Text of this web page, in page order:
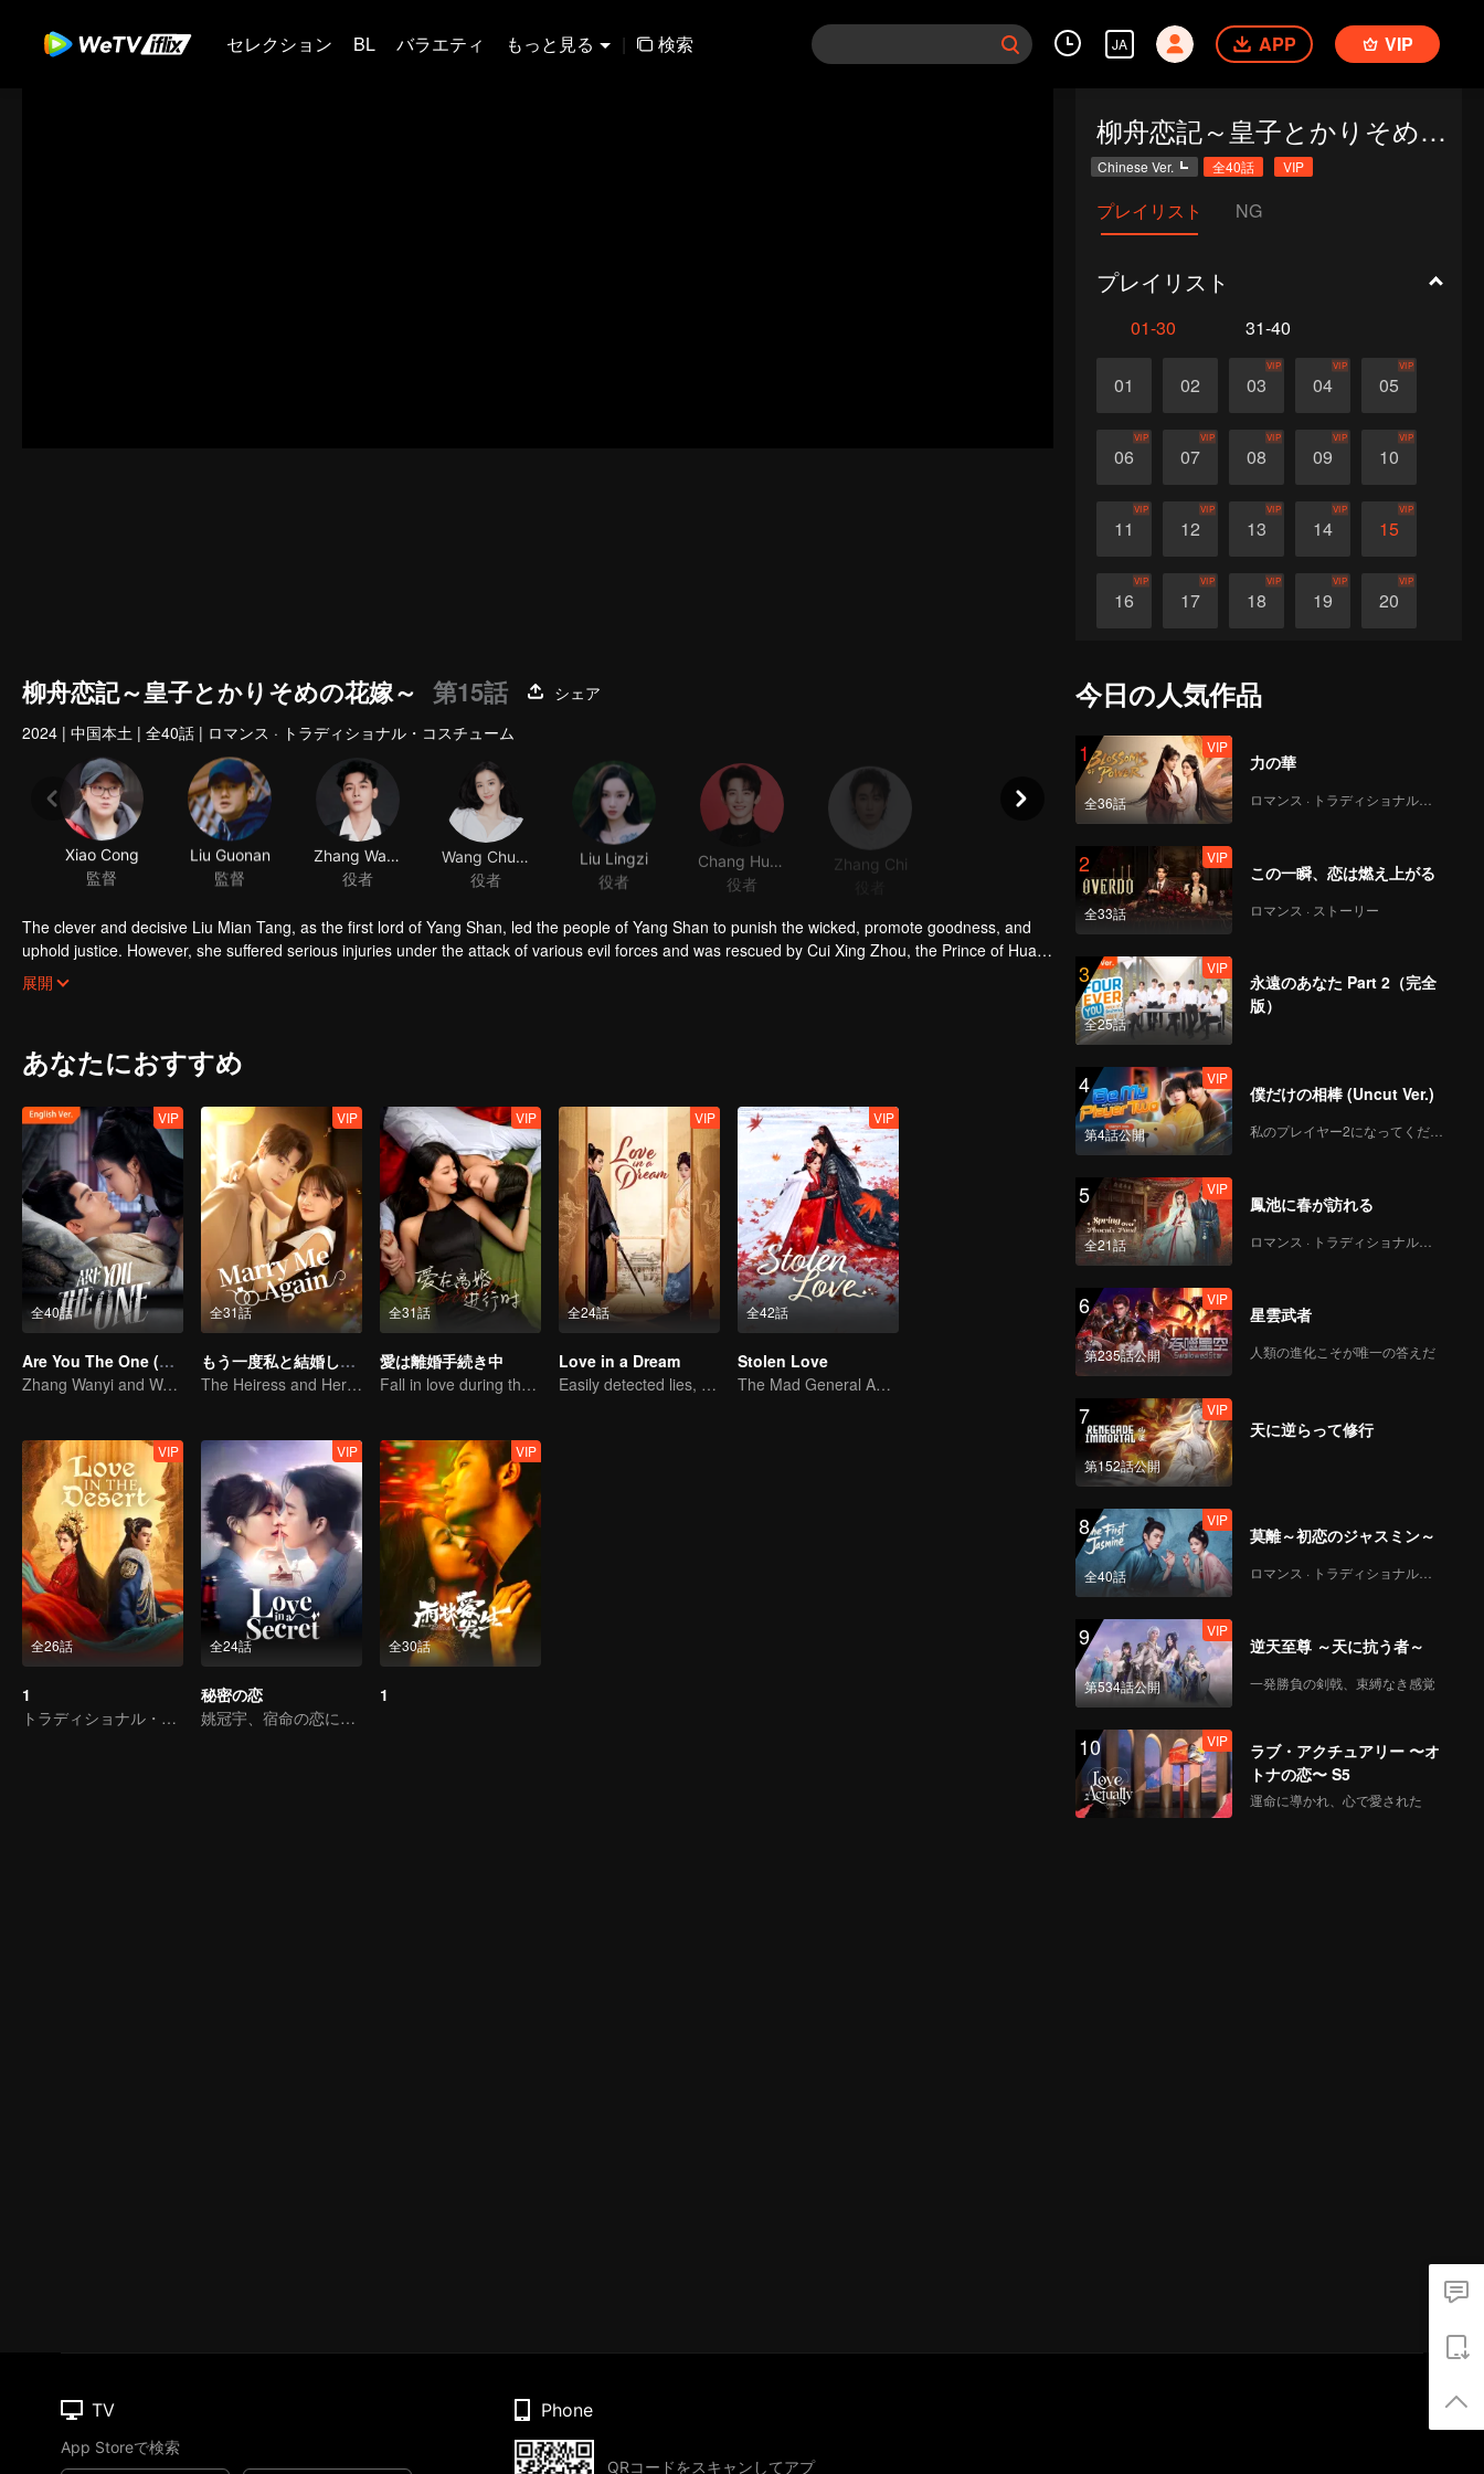
セレクション BL バラエティ もっと見る | 検索 JA APP VIP
柳舟恋記～皇子とかりそめの花嫁～
Chinese Ver. 全40話 VIP
プレイリスト NG
プレイリスト
01-30 31-40
01 02 03
VIP
04
VIP
05
VIP
06
VIP
07
VIP
08
VIP
09
VIP
10
VIP
11
VIP
12
VIP
13
VIP
14
VIP
15
VIP
16
VIP
17
VIP
18
VIP
19
VIP
20
VIP
26 27
柳舟恋記～皇子とかりそめの花嫁～ 第15話
シェア
2024 | 中国本土 | 全40話 | ロマンス · トラディショナル・コスチューム
Xiao Cong
監督
Liu Guonan
監督
役者
役者
Liu Lingzi
役者
役者
Zhang Chi
役者
The clever and decisive Liu Mian Tang, as the first lord of Yang Shan, led the people of Yang Shan to punish the wicked, promote goodness, and
uphold justice. However, she suffered serious injuries under the attack of various evil forces and was rescued by Cui Xing Zhou, the Prince of Huai
Yang. When Liu Mian Tang woke up, she had no memory of Yang Shan, mistaking Cui Xing Zhou for her husband, Cui Jiu. However, if their
identities were exposed, can they faced it honestly while enduring hardships？
展開
あなたにおすすめ
全40話
VIP
Are You The One (English Ver.)
Zhang Wanyi and Wang Churan: hate me, marry me?
全31話
VIP
もう一度私と結婚してください
The Heiress and Her Late Husband's Double
全31話
VIP
愛は離婚手続き中
Fall in love during the divorce
全24話
VIP
Love in a Dream
Easily detected lies, hard-to-find true hearts
全42話
VIP
Stolen Love
The Mad General Abducted a Bride for Love
全26話
VIP
1
トラディショナル・コスチューム
全24話
VIP
秘密の恋
姚冠宇、宿命の恋に揺れる
全30話
VIP
1
今日の人気作品
1
全36話
VIP
力の華
ロマンス · トラディショナル・コスチューム
2
全33話
VIP
この一瞬、恋は燃え上がる
ロマンス · ストーリー
3
全25話
VIP
永遠のあなた Part 2（完全
版）
4
第4話公開
VIP
僕だけの相棒 (Uncut Ver.)
私のプレイヤー2になってください
5
全21話
VIP
鳳池に春が訪れる
ロマンス · トラディショナル・コスチューム
6
第235話公開
VIP
星雲武者
人類の進化こそが唯一の答えだ
7
第152話公開
VIP
天に逆らって修行
8
全40話
VIP
莫離～初恋のジャスミン～
ロマンス · トラディショナル・コスチューム
9
第534話公開
VIP
逆天至尊 ～天に抗う者～
一発勝負の剣戟、束縛なき感覚
10 VIP
ラブ・アクチュアリー 〜オ
トナの恋〜 S5
運命に導かれ、心で愛された
TV
App Storeで検索
Phone
QRコードをスキャンしてアプ